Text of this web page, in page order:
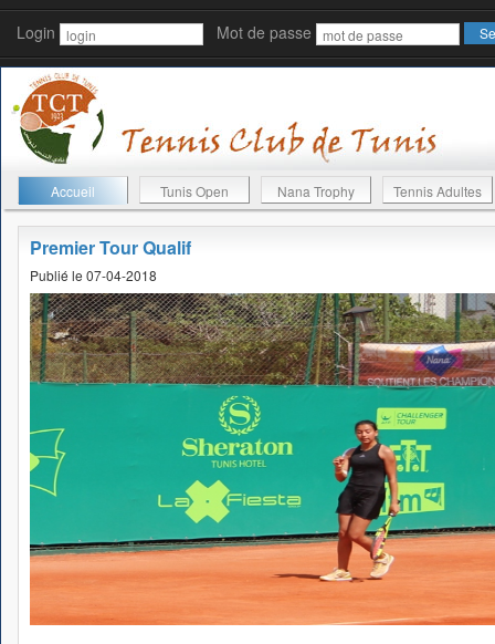
Login Mot de passe
Accueil Tunis Open Nana Trophy Tennis Adultes
Premier Tour Qualif
Publié le 07-04-2018